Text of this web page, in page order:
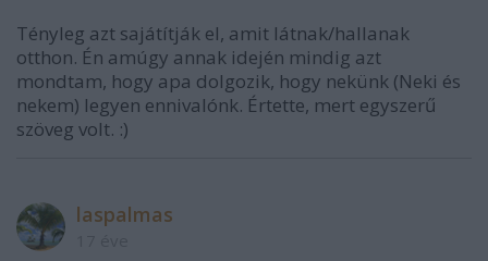
Tényleg azt sajátítják el, amit látnak/hallanak
otthon. Én amúgy annak idején mindig azt
mondtam, hogy apa dolgozik, hogy nekünk (Neki és
nekem) legyen ennivalónk. Értette, mert egyszerű
szöveg volt. :)
laspalmas